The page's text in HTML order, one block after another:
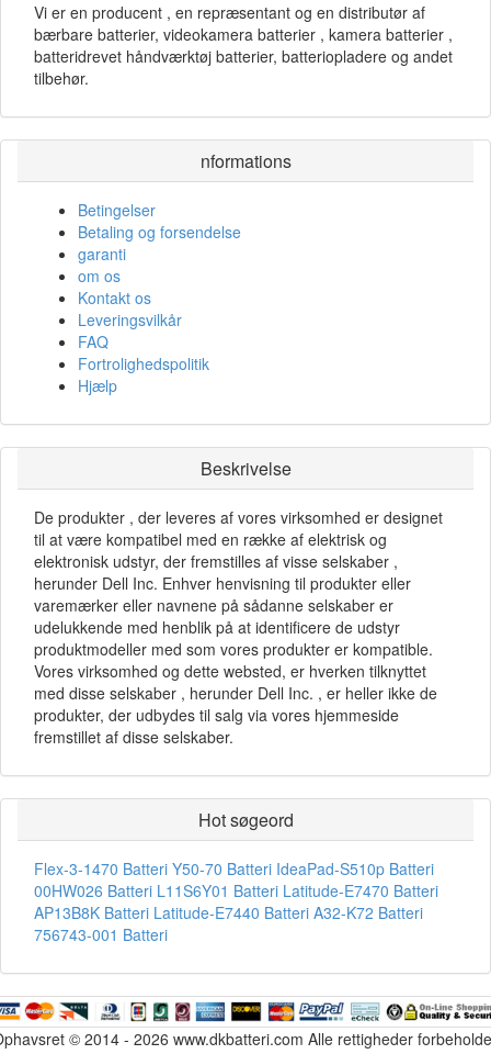
Vi er en producent , en repræsentant og en distributør af
bærbare batterier, videokamera batterier , kamera batterier ,
batteridrevet håndværktøj batterier, batteriopladere og andet
tilbehør.
nformations
Betingelser
Betaling og forsendelse
garanti
om os
Kontakt os
Leveringsvilkår
FAQ
Fortrolighedspolitik
Hjælp
Beskrivelse
De produkter , der leveres af vores virksomhed er designet
til at være kompatibel med en række af elektrisk og
elektronisk udstyr, der fremstilles af visse selskaber ,
herunder Dell Inc. Enhver henvisning til produkter eller
varemærker eller navnene på sådanne selskaber er
udelukkende med henblik på at identificere de udstyr
produktmodeller med som vores produkter er kompatible.
Vores virksomhed og dette websted, er hverken tilknyttet
med disse selskaber , herunder Dell Inc. , er heller ikke de
produkter, der udbydes til salg via vores hjemmeside
fremstillet af disse selskaber.
Hot søgeord
Flex-3-1470 Batteri Y50-70 Batteri IdeaPad-S510p Batteri
00HW026 Batteri L11S6Y01 Batteri Latitude-E7470 Batteri
AP13B8K Batteri Latitude-E7440 Batteri A32-K72 Batteri
756743-001 Batteri
© 2014 - 2026 www.dkbatteri.com Alle rettigheder